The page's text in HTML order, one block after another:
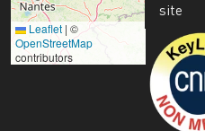
Leaflet | ©
OpenStreetMap
contributors
site
Image